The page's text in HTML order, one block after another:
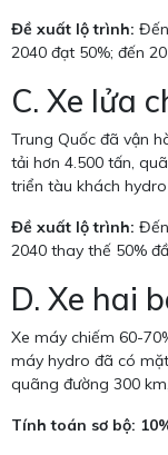
Đề xuất lộ trình:
2040 đạt 50%; đến
C. Xe lửa
Trung Quốc đã vận
tải hơn 4.500 tấn,
triển tàu khách
Đề xuất lộ trình:
2040 thay thế 50%
D. Xe hai
Xe máy chiếm 60-
máy hydro đã có
quãng đường 300
Tính toán sơ bộ: